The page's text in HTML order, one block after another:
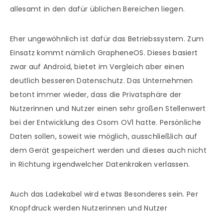
allesamt in den dafür üblichen Bereichen liegen.
Eher ungewöhnlich ist dafür das Betriebssystem. Zum
Einsatz kommt nämlich GrapheneOS. Dieses basiert
zwar auf Android, bietet im Vergleich aber einen
deutlich besseren Datenschutz. Das Unternehmen
betont immer wieder, dass die Privatsphäre der
Nutzerinnen und Nutzer einen sehr großen Stellenwert
bei der Entwicklung des Osom OV1 hatte. Persönliche
Daten sollen, soweit wie möglich, ausschließlich auf
dem Gerät gespeichert werden und dieses auch nicht
in Richtung irgendwelcher Datenkraken verlassen.
Auch das Ladekabel wird etwas Besonderes sein. Per
Knopfdruck werden Nutzerinnen und Nutzer